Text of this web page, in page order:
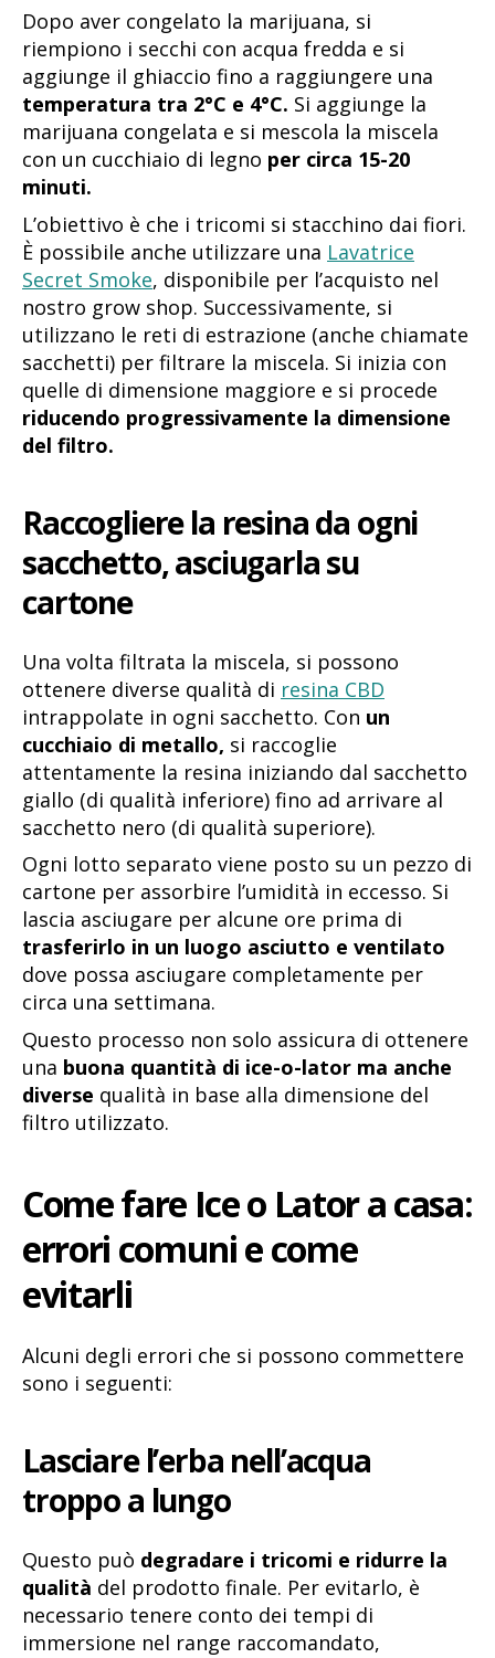
Dopo aver congelato la marijuana, si
riempiono i secchi con acqua fredda e si
aggiunge il ghiaccio fino a raggiungere una
temperatura tra 2°C e 4°C. Si aggiunge la
marijuana congelata e si mescola la miscela
con un cucchiaio di legno per circa 15-20
minuti.
L’obiettivo è che i tricomi si stacchino dai fiori.
È possibile anche utilizzare una Lavatrice
Secret Smoke, disponibile per l’acquisto nel
nostro grow shop. Successivamente, si
utilizzano le reti di estrazione (anche chiamate
sacchetti) per filtrare la miscela. Si inizia con
quelle di dimensione maggiore e si procede
riducendo progressivamente la dimensione
del filtro.
Raccogliere la resina da ogni
sacchetto, asciugarla su
cartone
Una volta filtrata la miscela, si possono
ottenere diverse qualità di resina CBD
intrappolate in ogni sacchetto. Con un
cucchiaio di metallo, si raccoglie
attentamente la resina iniziando dal sacchetto
giallo (di qualità inferiore) fino ad arrivare al
sacchetto nero (di qualità superiore).
Ogni lotto separato viene posto su un pezzo di
cartone per assorbire l’umidità in eccesso. Si
lascia asciugare per alcune ore prima di
trasferirlo in un luogo asciutto e ventilato
dove possa asciugare completamente per
circa una settimana.
Questo processo non solo assicura di ottenere
una buona quantità di ice-o-lator ma anche
diverse qualità in base alla dimensione del
filtro utilizzato.
Come fare Ice o Lator a casa:
errori comuni e come
evitarli
Alcuni degli errori che si possono commettere
sono i seguenti:
Lasciare l’erba nell’acqua
troppo a lungo
Questo può degradare i tricomi e ridurre la
qualità del prodotto finale. Per evitarlo, è
necessario tenere conto dei tempi di
immersione nel range raccomandato,